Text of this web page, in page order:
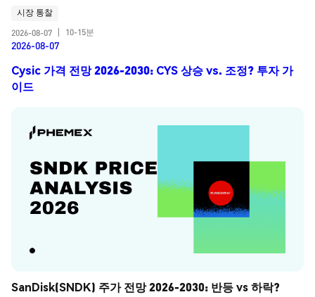
시장 통찰
2026-08-07
10-15분
2026-08-07
Cysic 가격 전망 2026-2030: CYS 상승 vs. 조정? 투자 가
이드
SanDisk(SNDK) 주가 전망 2026-2030: 반등 vs 하락?